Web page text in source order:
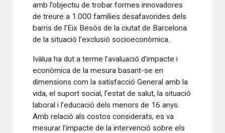
amb l’objectiu de trobar formes innovadores
de treure a 1.000 famílies desafavorides dels
barris de l’Eix Besós de la ciutat de Barcelona
de la situació l’exclusió socioeconòmica.
Ivàlua ha dut a terme l’avaluació d’impacte i
econòmica de la mesura basant-se en
dimensions com la satisfacció General amb la
vida, el suport social, l’estat de salut, la situació
laboral i l’educació dels menors de 16 anys.
Amb relació als costos considerats, es va
mesurar l’impacte de la intervenció sobre els